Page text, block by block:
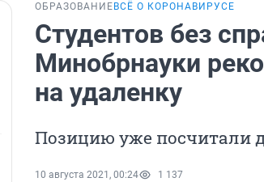
ОБРАЗОВАНИЕ ВСЁ О КОРОНАВИРУСЕ
Студентов без
Минобрнауки
на удаленку
Позицию уже посчитали
10 августа 2021, 00:24 1 137